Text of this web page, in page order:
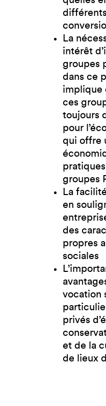
La
intérêt
groupes
dans ce
implique
ces
toujours
pour
qui offre
groupes
La
en
des
propres
sociales
vocation
privés
et de la
de lieux